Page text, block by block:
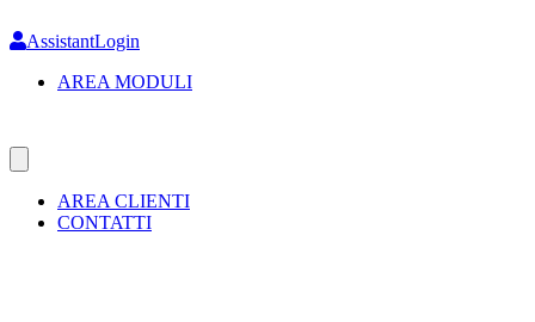
to
content
AssistantLogin
AREA MODULI
AREA CLIENTI
CONTATTI